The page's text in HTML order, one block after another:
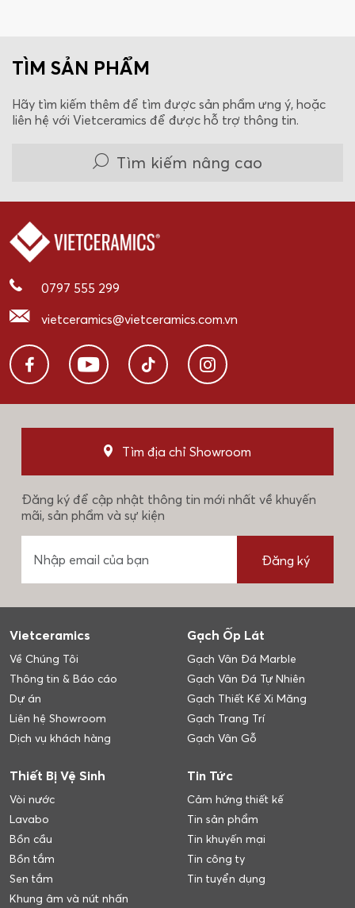
TÌM SẢN PHẨM
Hãy tìm kiếm thêm để tìm được sản phẩm ưng ý, hoặc
liên hệ với Vietceramics để được hỗ trợ thông tin.
Tìm kiếm nâng cao
0797 555 299
vietceramics@vietceramics.com.vn
Tìm địa chỉ Showroom
Đăng ký để cập nhật thông tin mới nhất về khuyến
mãi, sản phẩm và sự kiện
Đăng ký
Vietceramics
Về Chúng Tôi
Thông tin & Báo cáo
Dự án
Liên hệ Showroom
Dịch vụ khách hàng
Gạch Ốp Lát
Gạch Vân Đá Marble
Gạch Vân Đá Tự Nhiên
Gạch Thiết Kế Xi Măng
Gạch Trang Trí
Gạch Vân Gỗ
Thiết Bị Vệ Sinh
Vòi nước
Lavabo
Bồn cầu
Bồn tắm
Sen tắm
Khung âm và nút nhấn
Tin Tức
Cảm hứng thiết kế
Tin sản phẩm
Tin khuyến mại
Tin công ty
Tin tuyển dụng